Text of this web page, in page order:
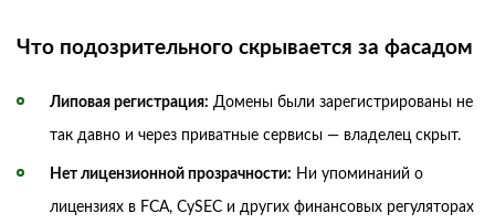
Что подозрительного скрывается за фасадом
Липовая регистрация: Домены были зарегистрированы не
так давно и через приватные сервисы — владелец скрыт.
Нет лицензионной прозрачности: Ни упоминаний о
лицензиях в FCA, CySEC и других финансовых регуляторах